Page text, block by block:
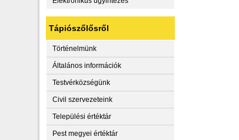
Tápiószőlősről
Történelmünk
Általános információk
Testvérközségünk
Civil szervezeteink
Települési értéktár
Pest megyei értéktár